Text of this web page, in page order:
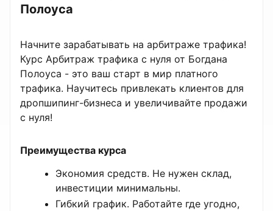
Полоуса
Начните зарабатывать на арбитраже трафика!
Курс Арбитраж трафика с нуля от Богдана
Полоуса - это ваш старт в мир платного
трафика. Научитесь привлекать клиентов для
дропшипинг-бизнеса и увеличивайте продажи
с нуля!
Преимущества курса
Экономия средств. Не нужен склад,
инвестиции минимальны.
Гибкий график. Работайте где угодно,